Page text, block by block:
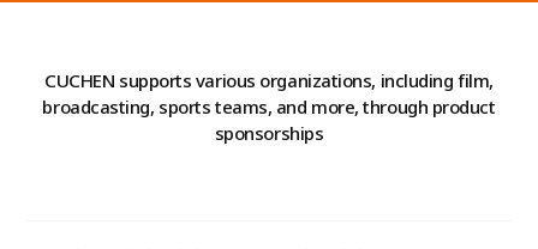
CUCHEN supports various organizations, including film,
broadcasting, sports teams, and more, through product
sponsorships